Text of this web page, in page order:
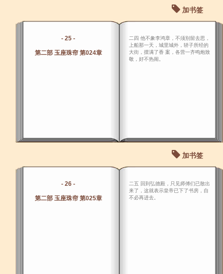
加书签
- 25 -
第二部 玉座珠帘 第024章
二四 他不象李鸿章，不须别留去思，
上船那一天，城里城外，轿子所经的
大街，摆满了香 案，各营一齐鸣炮致
敬，好不热闹。
加书签
- 26 -
第二部 玉座珠帘 第025章
二五 回到弘德殿，只见师傅们已散出
来了，这就表示皇帝已下了书房，自
不必再进去。